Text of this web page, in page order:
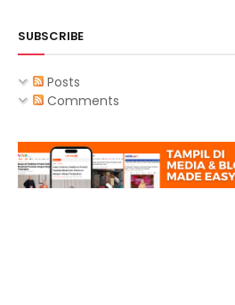
SUBSCRIBE
Posts
Comments